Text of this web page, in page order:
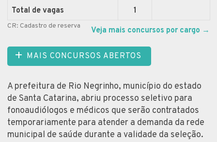
Total de vagas
1
CR: Cadastro de reserva Veja mais concursos por cargo →
MAIS CONCURSOS ABERTOS
A prefeitura de Rio Negrinho, município do estado
de Santa Catarina, abriu processo seletivo para
fonoaudiólogos e médicos que serão contratados
temporariamente para atender a demanda da rede
municipal de saúde durante a validade da seleção.